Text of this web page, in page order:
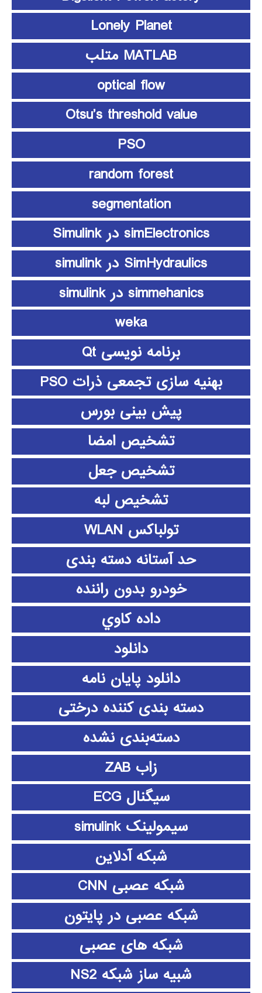
Lonely Planet
MATLAB متلب
optical flow
Otsu’s threshold value
PSO
random forest
segmentation
simElectronics در Simulink
SimHydraulics در simulink
simmehanics در simulink
weka
برنامه نویسی Qt
بهنیه سازی تجمعی ذرات PSO
پیش بینی بورس
تشخیص امضا
تشخیص جعل
تشخیص لبه
تولباکس WLAN
حد آستانه دسته بندی
خودرو بدون راننده
داده كاوي
دانلود
دانلود پايان نامه
دسته بندی کننده درختی
دسته‌بندی نشده
زاب ZAB
سیگنال ECG
سیمولینک simulink
شبکه آدلاین
شبکه عصبی CNN
شبکه عصبی در پایتون
شبکه های عصبی
شبیه ساز شبکه NS2